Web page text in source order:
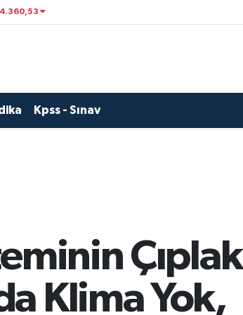
Kpss - Sınav
Çıplak
Klima Yok,